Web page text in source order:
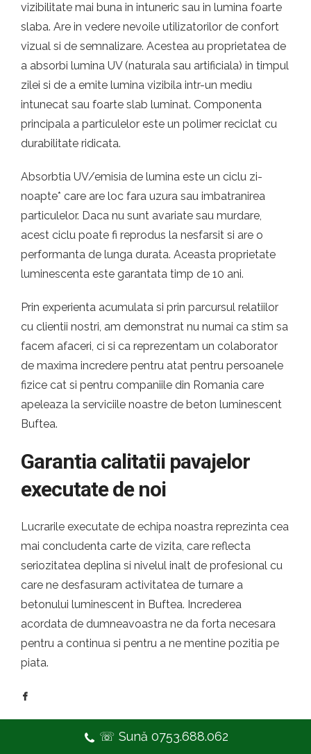
vizibilitate mai buna in intuneric sau in lumina foarte
slaba. Are in vedere nevoile utilizatorilor de confort
vizual si de semnalizare. Acestea au proprietatea de
a absorbi lumina UV (naturala sau artificiala) in timpul
zilei si de a emite lumina vizibila intr-un mediu
intunecat sau foarte slab luminat. Componenta
principala a particulelor este un polimer reciclat cu
durabilitate ridicata.
Absorbtia UV/emisia de lumina este un ciclu zi-
noapte* care are loc fara uzura sau imbatranirea
particulelor. Daca nu sunt avariate sau murdare,
acest ciclu poate fi reprodus la nesfarsit si are o
performanta de lunga durata. Aceasta proprietate
luminescenta este garantata timp de 10 ani.
Prin experienta acumulata si prin parcursul relatiilor
cu clientii nostri, am demonstrat nu numai ca stim sa
facem afaceri, ci si ca reprezentam un colaborator
de maxima incredere pentru atat pentru persoanele
fizice cat si pentru companiile din Romania care
apeleaza la serviciile noastre de beton luminescent
Buftea.
Garantia calitatii pavajelor
executate de noi
Lucrarile executate de echipa noastra reprezinta cea
mai concludenta carte de vizita, care reflecta
seriozitatea deplina si nivelul inalt de profesional cu
care ne desfasuram activitatea de turnare a
betonului luminescent in Buftea. Increderea
acordata de dumneavoastra ne da forta necesara
pentru a continua si pentru a ne mentine pozitia pe
piata.
☏ Sună 0753.688.062